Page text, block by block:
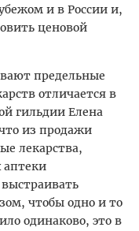
и в России и,
ценовой
предельные
отличается в
гильдии Елена
из продажи
лекарства,
аптеки
чтобы одно и то
одинаково, это в